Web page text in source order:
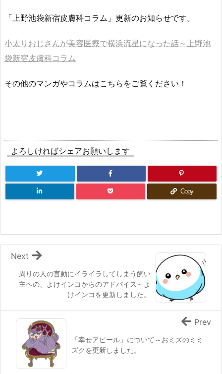
「上野池袋新宿皮膚科コラム」更新のお知らせです。
小太りおじさんが美容医療で横浜流星になった話～上野池
袋新宿皮膚科コラム
その他のマンガやコラムはこちらをご覧ください！
よろしければシェアお願いします
Copy
周りの人の言動にイライラしてしまう飼い
主への、よけインコからのアドバイス～よ
けインコを更新しました。
Next
「幸せアピール」について～おミズのミミ
ズクを更新しました。
Prev